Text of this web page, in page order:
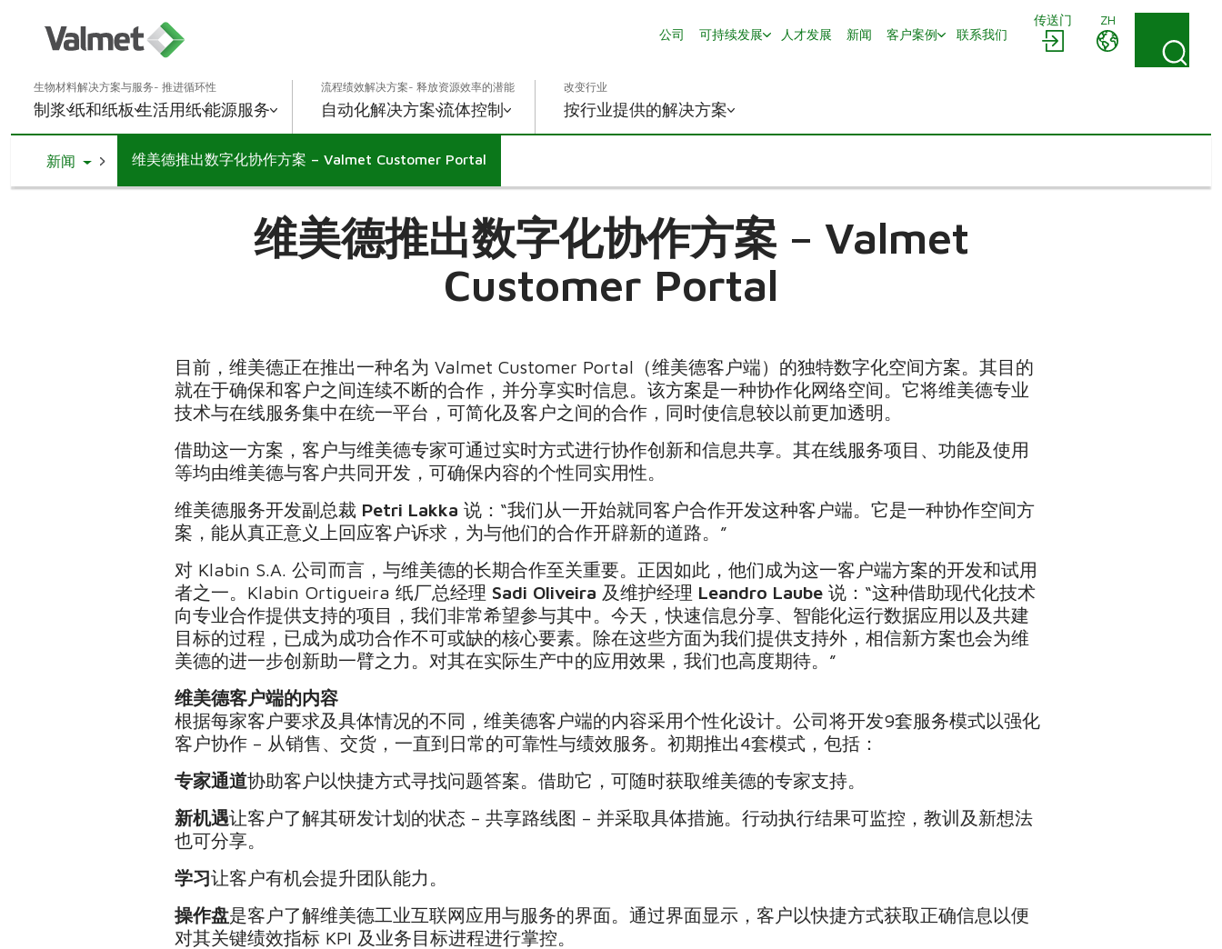
传送门
ZH
公司
可持续发展 人才发展 新闻 客户案例 联系我们
生物材料解决方案与服务- 推进循环性
制浆 纸和纸板 生活用纸能源服务
流程绩效解决方案- 释放资源效率的潜能
自动化解决方案流体控制
改变行业
按行业提供的解决方案
新闻 Toggle Dropdown
维美德推出数字化协作方案 – Valmet Customer Portal
维美德推出数字化协作方案 – Valmet
Customer Portal
目前，维美德正在推出一种名为 Valmet Customer Portal（维美德客户端）的独特数字化空间方案。其目的
就在于确保和客户之间连续不断的合作，并分享实时信息。该方案是一种协作化网络空间。它将维美德专业
技术与在线服务集中在统一平台，可简化及客户之间的合作，同时使信息较以前更加透明。
借助这一方案，客户与维美德专家可通过实时方式进行协作创新和信息共享。其在线服务项目、功能及使用
等均由维美德与客户共同开发，可确保内容的个性同实用性。
维美德服务开发副总裁 Petri Lakka 说：“我们从一开始就同客户合作开发这种客户端。它是一种协作空间方
案，能从真正意义上回应客户诉求，为与他们的合作开辟新的道路。”
对 Klabin S.A. 公司而言，与维美德的长期合作至关重要。正因如此，他们成为这一客户端方案的开发和试用
者之一。Klabin Ortigueira 纸厂总经理 Sadi Oliveira 及维护经理 Leandro Laube 说：“这种借助现代化技术
向专业合作提供支持的项目，我们非常希望参与其中。今天，快速信息分享、智能化运行数据应用以及共建
目标的过程，已成为成功合作不可或缺的核心要素。除在这些方面为我们提供支持外，相信新方案也会为维
美德的进一步创新助一臂之力。对其在实际生产中的应用效果，我们也高度期待。”
维美德客户端的内容
根据每家客户要求及具体情况的不同，维美德客户端的内容采用个性化设计。公司将开发9套服务模式以强化
客户协作 – 从销售、交货，一直到日常的可靠性与绩效服务。初期推出4套模式，包括：
专家通道协助客户以快捷方式寻找问题答案。借助它，可随时获取维美德的专家支持。
新机遇让客户了解其研发计划的状态 – 共享路线图 – 并采取具体措施。行动执行结果可监控，教训及新想法
也可分享。
学习让客户有机会提升团队能力。
操作盘是客户了解维美德工业互联网应用与服务的界面。通过界面显示，客户以快捷方式获取正确信息以便
对其关键绩效指标 KPI 及业务目标进程进行掌控。